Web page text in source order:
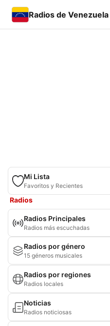
Radios de Venezuela
Mi Lista
Favoritos y Recientes
Radios
Radios Principales
Radios más escuchadas
Radios por género
15 géneros musicales
Radios por regiones
Radios locales
Noticias
Radios noticiosas